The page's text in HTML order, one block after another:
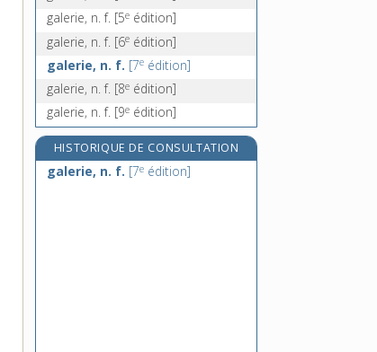
galerie, n. f. [5e édition]
galerie, n. f. [6e édition]
galerie, n. f. [7e édition]
galerie, n. f. [8e édition]
galerie, n. f. [9e édition]
HISTORIQUE DE CONSULTATION
galerie, n. f. [7e édition]